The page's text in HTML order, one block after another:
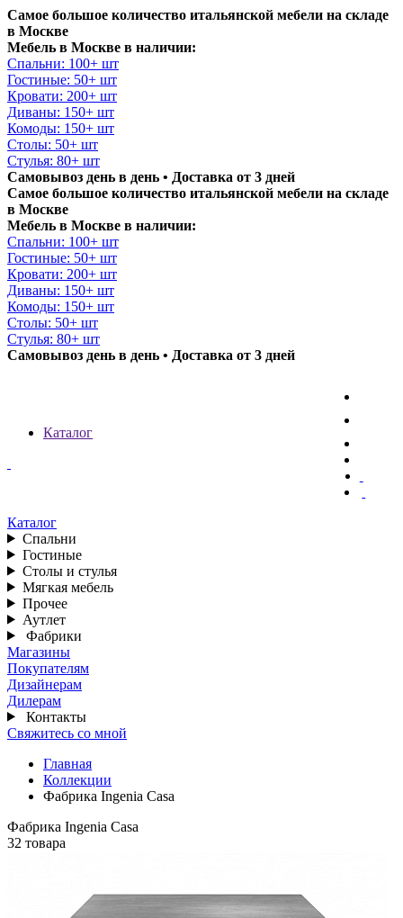
Самое большое количество итальянской мебели на складе
в Москве
Мебель в Москве в наличии:
Спальни: 100+ шт
Гостиные: 50+ шт
Кровати: 200+ шт
Диваны: 150+ шт
Комоды: 150+ шт
Столы: 50+ шт
Стулья: 80+ шт
Самовывоз день в день • Доставка от 3 дней
Самое большое количество итальянской мебели на складе
в Москве
Мебель в Москве в наличии:
Спальни: 100+ шт
Гостиные: 50+ шт
Кровати: 200+ шт
Диваны: 150+ шт
Комоды: 150+ шт
Столы: 50+ шт
Стулья: 80+ шт
Самовывоз день в день • Доставка от 3 дней
Каталог
Каталог
Спальни
Гостиные
Столы и стулья
Мягкая мебель
Прочее
Аутлет
Фабрики
Магазины
Покупателям
Дизайнерам
Дилерам
Контакты
Свяжитесь со мной
Главная
Коллекции
Фабрика Ingenia Casa
Фабрика Ingenia Casa
32 товара